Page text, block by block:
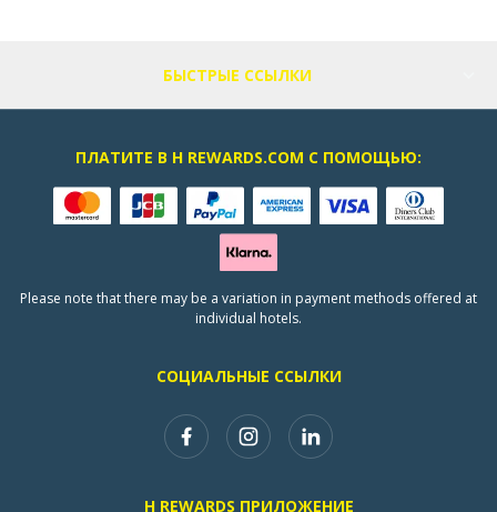
БЫСТРЫЕ ССЫЛКИ
СОЦИАЛЬНЫЕ ССЫЛКИ
H REWARDS ПРИЛОЖЕНИЕ
ПЛАТИТЕ В H REWARDS.COM С ПОМОЩЬЮ:
Please note that there may be a variation in payment methods offered at
individual hotels.